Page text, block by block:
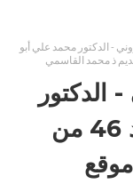
- الدكتور محمد علي أبو
الدكتور
محمد علي أبو علي، العدد 46 من